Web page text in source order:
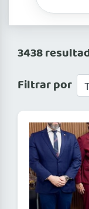
3438
Filtrar por